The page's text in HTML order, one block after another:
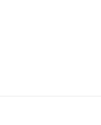
Co., Ltd., основанная
обувной
и условия